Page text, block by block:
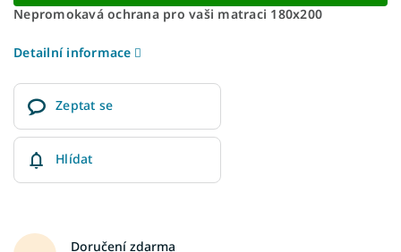
Nepromokavá ochrana pro vaši matraci 180x200
Detailní informace
Zeptat se
Hlídat
Doručení zdarma